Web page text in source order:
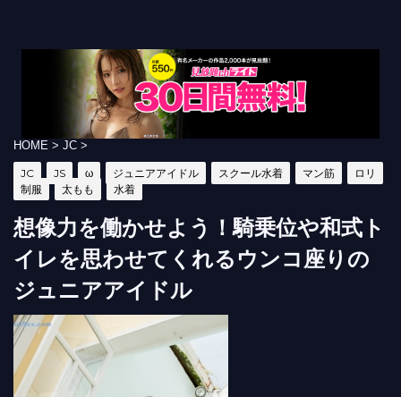
HOME > JC >
JC JS ω ジュニアアイドル スクール水着 マン筋
ロリ
制服
太もも 水着
想像力を働かせよう！騎乗位や和式ト
イレを思わせてくれるウンコ座りの
ジュニアアイドル